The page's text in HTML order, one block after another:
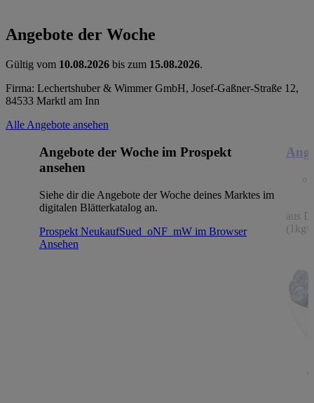
Angebote der Woche
Gültig vom 10.08.2026 bis zum 15.08.2026.
Firma: Lechertshuber & Wimmer GmbH, Josef-Gaßner-Straße 12,
84533 Marktl am Inn
Alle Angebote ansehen
Angebote der Woche im Prospekt
ansehen
Siehe dir die Angebote der Woche deines Marktes im
digitalen Blätterkatalog an.
Prospekt NeukaufSued_oNF_mW im Browser
Ansehen
aus